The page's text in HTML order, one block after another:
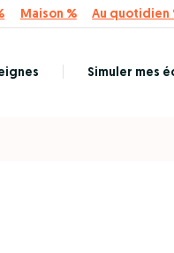
Maison % Au quotidien
Simuler mes